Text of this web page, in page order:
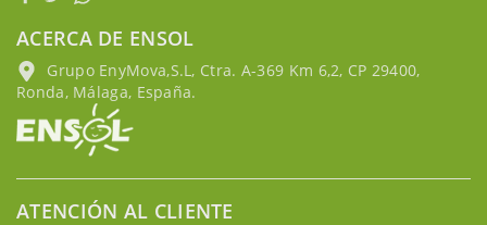
ACERCA DE ENSOL
Grupo EnyMova,S.L, Ctra. A-369 Km 6,2, CP 29400,
Ronda, Málaga, España.
ATENCIÓN AL CLIENTE